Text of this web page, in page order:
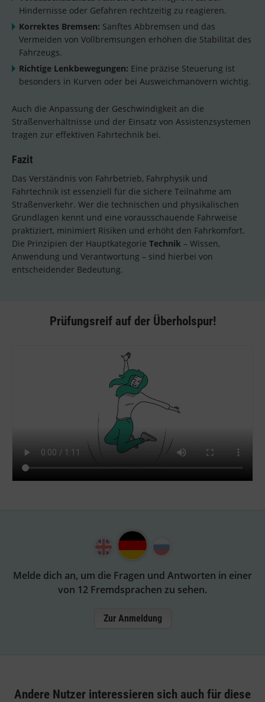
Hindernisse oder Gefahren rechtzeitig zu reagieren.
Korrektes Bremsen: Sanftes Abbremsen und das
Vermeiden von Vollbremsungen erhöhen die Stabilität des
Fahrzeugs.
Richtige Lenkbewegungen: Eine präzise Steuerung ist
besonders in Kurven oder bei Ausweichmanövern wichtig.
Auch die Anpassung der Geschwindigkeit an die
Straßenverhältnisse und der Einsatz von Assistenzsystemen
tragen zur effektiven Fahrtechnik bei.
Fazit
Das Verständnis von Fahrbetrieb, Fahrphysik und
Fahrtechnik ist essenziell für die sichere Teilnahme am
Straßenverkehr. Wer die technischen und physikalischen
Grundlagen kennt und eine vorausschauende Fahrweise
praktiziert, minimiert Risiken und erhöht den Fahrkomfort.
Die Prinzipien der Hauptkategorie Technik – Wissen,
Anwendung und Verantwortung – sind hierbei von
entscheidender Bedeutung.
Prüfungsreif auf der Überholspur!
Melde dich an, um die Fragen und Antworten in einer
von 12 Fremdsprachen zu sehen.
Zur Anmeldung
Andere Nutzer interessieren sich auch für diese